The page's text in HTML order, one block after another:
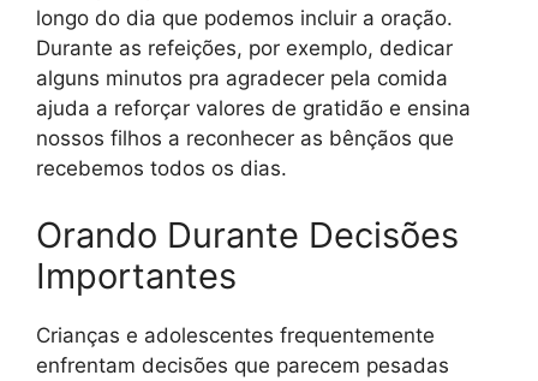
longo do dia que podemos incluir a oração.
Durante as refeições, por exemplo, dedicar
alguns minutos pra agradecer pela comida
ajuda a reforçar valores de gratidão e ensina
nossos filhos a reconhecer as bênçãos que
recebemos todos os dias.
Orando Durante Decisões
Importantes
Crianças e adolescentes frequentemente
enfrentam decisões que parecem pesadas